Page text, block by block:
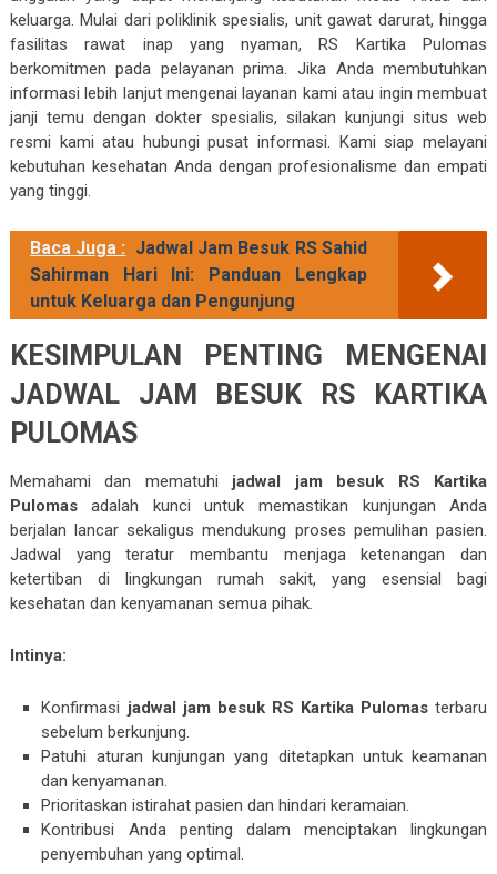
keluarga. Mulai dari poliklinik spesialis, unit gawat darurat, hingga
fasilitas rawat inap yang nyaman, RS Kartika Pulomas
berkomitmen pada pelayanan prima. Jika Anda membutuhkan
informasi lebih lanjut mengenai layanan kami atau ingin membuat
janji temu dengan dokter spesialis, silakan kunjungi situs web
resmi kami atau hubungi pusat informasi. Kami siap melayani
kebutuhan kesehatan Anda dengan profesionalisme dan empati
yang tinggi.
Baca Juga : Jadwal Jam Besuk RS Sahid
Sahirman Hari Ini: Panduan Lengkap
untuk Keluarga dan Pengunjung
KESIMPULAN PENTING MENGENAI
JADWAL JAM BESUK RS KARTIKA
PULOMAS
Memahami dan mematuhi jadwal jam besuk RS Kartika
Pulomasadalah kunci untuk memastikan kunjungan Anda
berjalan lancar sekaligus mendukung proses pemulihan pasien.
Jadwal yang teratur membantu menjaga ketenangan dan
ketertiban di lingkungan rumah sakit, yang esensial bagi
kesehatan dan kenyamanan semua pihak.
Intinya:
Konfirmasi jadwal jam besuk RS Kartika Pulomasterbaru
sebelum berkunjung.
Patuhi aturan kunjungan yang ditetapkan untuk keamanan
dan kenyamanan.
Prioritaskan istirahat pasien dan hindari keramaian.
Kontribusi Anda penting dalam menciptakan lingkungan
penyembuhan yang optimal.